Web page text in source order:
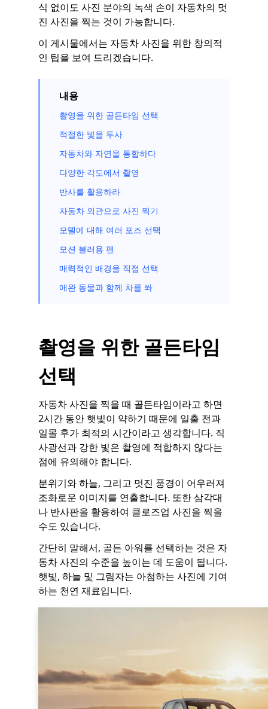
식 없이도 사진 분야의 녹색 손이 자동차의 멋
진 사진을 찍는 것이 가능합니다.
이 게시물에서는 자동차 사진을 위한 창의적
인 팁을 보여 드리겠습니다.
내용
촬영을 위한 골든타임 선택
적절한 빛을 투사
자동차와 자연을 통합하다
다양한 각도에서 촬영
반사를 활용하라
자동차 외관으로 사진 찍기
모델에 대해 여러 포즈 선택
모션 블러용 팬
매력적인 배경을 직접 선택
애완 동물과 함께 차를 쏴
촬영을 위한 골든타임
선택
자동차 사진을 찍을 때 골든타임이라고 하면
2시간 동안 햇빛이 약하기 때문에 일출 전과
일몰 후가 최적의 시간이라고 생각합니다. 직
사광선과 강한 빛은 촬영에 적합하지 않다는
점에 유의해야 합니다.
분위기와 하늘, 그리고 멋진 풍경이 어우러져
조화로운 이미지를 연출합니다. 또한 삼각대
나 반사판을 활용하여 클로즈업 사진을 찍을
수도 있습니다.
간단히 말해서, 골든 아워를 선택하는 것은 자
동차 사진의 수준을 높이는 데 도움이 됩니다.
햇빛, 하늘 및 그림자는 아첨하는 사진에 기여
하는 천연 재료입니다.